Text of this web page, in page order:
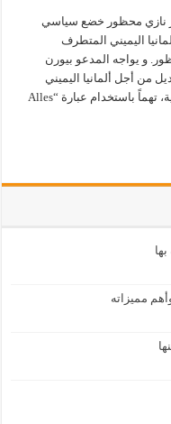
نازي محظور خضع سياسي
اليميني المتطرف
و يواجه المدعو بيورن
حزب البديل من أجل ألمانيا اليميني
المعارض للمهاجرين في ولاية تورينجيا الشرقية، تهماً باستخدام عبارة “Alles
مميزاته